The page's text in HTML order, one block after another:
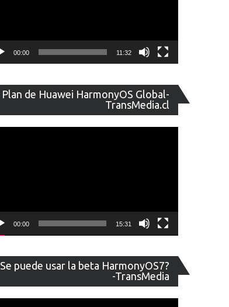
00:00 11:32
Plan de Huawei HarmonyOS Global-
TransMedia.cl
de
vídeo
00:00 15:31
Se puede usar la beta HarmonyOS7?
-TransMedia
de
vídeo